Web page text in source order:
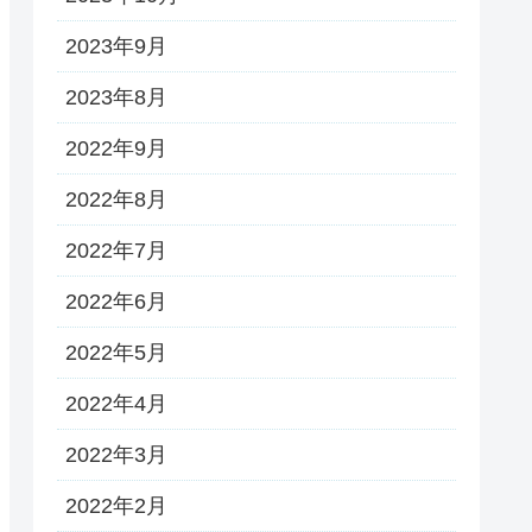
2023年9月
2023年8月
2022年9月
2022年8月
2022年7月
2022年6月
2022年5月
2022年4月
2022年3月
2022年2月